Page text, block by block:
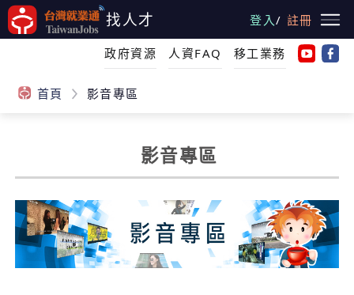
跳
到
主
找人才 登入/ 註冊
政府資源 人資FAQ 移工業務
首頁 影音專區
影音專區